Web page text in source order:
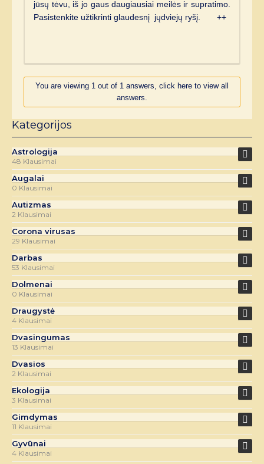
jūsų tėvu, iš jo gaus daugiausiai meilės ir supratimo.
Pasistenkite užtikrinti glaudesnį jųdviejų ryšį. ++
You are viewing 1 out of 1 answers, click here to view all
answers.
Kategorijos
Astrologija
48 Klausimai
Augalai
0 Klausimai
Autizmas
2 Klausimai
Corona virusas
29 Klausimai
Darbas
53 Klausimai
Dolmenai
0 Klausimai
Draugystė
4 Klausimai
Dvasingumas
13 Klausimai
Dvasios
2 Klausimai
Ekologija
3 Klausimai
Gimdymas
11 Klausimai
Gyvūnai
4 Klausimai